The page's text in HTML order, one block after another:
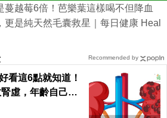
蔓越莓6倍！芭樂葉這樣喝不但降血
更是純天然毛囊救星｜每日健康 Heal
看這6點就知道！
虛，年齡自己決
Recommended by